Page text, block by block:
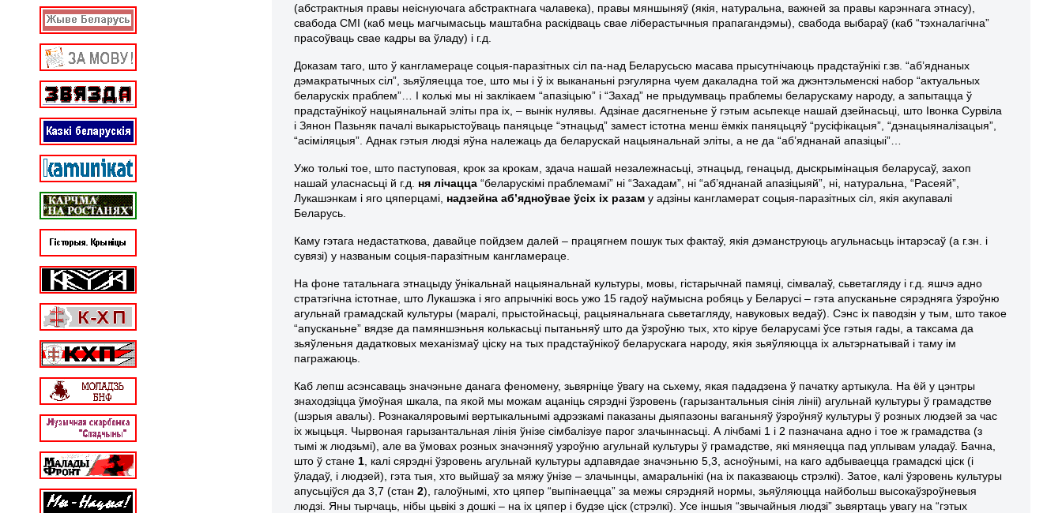
(абстрактныя правы неіснуючага абстрактнага чалавека), правы мяншыняў (якія, натуральна, важней за правы карэннага этнасу),
свабода СМІ (каб мець магчымасьць маштабна раскідваць свае ліберастычныя прапагандэмы), свабода выбараў (каб “тэхналагічна”
прасоўваць свае кадры ва ўладу) і г.д.
Доказам таго, што ў кангламераце соцыя-паразітных сіл па-над Беларусьсю масава прысутнічаюць прадстаўнікі г.зв. “аб’яднаных
дэмакратычных сіл”, зьяўляецца тое, што мы і ў іх выкананьні рэгулярна чуем дакаладна той жа джэнтэльменскі набор “актуальных
беларускіх праблем”… І колькі мы ні заклікаем “апазіцыю” і “Захад” не прыдумваць праблемы беларускаму народу, а запытацца ў
прадстаўнікоў нацыянальнай эліты пра іх, – вынік нулявы. Адзінае дасягненьне ў гэтым асьпекце нашай дзейнасьці, што Івонка Сурвіла
і Зянон Пазьняк пачалі выкарыстоўваць паняцьце “этнацыд” замест істотна менш ёмкіх паняцьцяў “русіфікацыя”, “дэнацыяналізацыя”,
“асіміляцыя”. Аднак гэтыя людзі яўна належаць да беларускай нацыянальнай эліты, а не да “аб’яднанай апазіцыі”…
Ужо толькі тое, што паступовая, крок за крокам, здача нашай незалежнасьці, этнацыд, генацыд, дыскрымінацыя беларусаў, захоп
нашай уласнасьці й г.д. ня лічацца “беларускімі праблемамі” ні “Захадам”, ні “аб’яднанай апазіцыяй”, ні, натуральна, “Расеяй”,
Лукашэнкам і яго цяперцамі, надзейна аб’ядноўвае ўсіх іх разам у адзіны кангламерат соцыя-паразітных сіл, якія акупавалі
Беларусь.
Каму гэтага недастаткова, давайце пойдзем далей – працягнем пошук тых фактаў, якія дэманструюць агульнасьць інтарэсаў (а г.зн. і
сувязі) у названым соцыя-паразітным кангламераце.
На фоне татальнага этнацыду ўнікальнай нацыянальнай культуры, мовы, гістарычнай памяці, сімвалаў, сьветагляду і г.д. яшчэ адно
стратэгічна істотнае, што Лукашэка і яго апрычнікі вось ужо 15 гадоў наўмысна робяць у Беларусі – гэта апусканьне сярэдняга ўзроўню
агульнай грамадскай культуры (маралі, прыстойнасьці, рацыянальнага сьветагляду, навуковых ведаў). Сэнс іх паводзін у тым, што такое
“апусканьне” вядзе да памяншэньня колькасьці пытаньняў што да ўзроўню тых, хто кіруе беларусамі ўсе гэтыя гады, а таксама да
зьяўленьня дадатковых механізмаў ціску на тых прадстаўнікоў беларускага народу, якія зьяўляюцца іх альтэрнатывай і таму ім
пагражаюць.
Каб лепш асэнсаваць значэньне данага феномену, зьвярніце ўвагу на сьхему, якая пададзена ў пачатку артыкула. На ёй у цэнтры
знаходзіцца ўмоўная шкала, па якой мы можам ацаніць сярэдні ўзровень (гарызантальныя сінія лініі) агульнай культуры ў грамадстве
(шэрыя авалы). Рознакаляровымі вертыкальнымі адрэзкамі паказаны дыяпазоны ваганьняў ўзроўняў культуры ў розных людзей за час
іх жыцьця. Чырвоная гарызантальная лінія ўнізе сімбалізуе парог злачыннасьці. А лічбамі 1 і 2 пазначана адно і тое ж грамадства (з
тымі ж людзьмі), але ва ўмовах розных значэнняў узроўню агульнай культуры ў грамадстве, які мяняецца пад уплывам уладаў. Бачна,
што ў стане 1 , калі сярэдні ўзровень агульнай культуры адпавядае значэньню 5,3, асноўнымі, на каго адбываецца грамадскі ціск (і
ўладаў, і людзей), гэта тыя, хто выйшаў за мяжу ўнізе – злачынцы, амаральнікі (на іх паказваюць стрэлкі). Затое, калі ўзровень культуры
апусьціўся да 3,7 (стан2), галоўнымі, хто цяпер “выпінаецца” за межы сярэдняй нормы, зьяўляюцца найбольш высокаўзроўневыя
людзі. Яны тырчаць, нібы цьвікі з дошкі – на іх цяпер і будзе ціск (стрэлкі). Усе іншыя “звычайныя людзі” зьвяртаць увагу на “гэтых